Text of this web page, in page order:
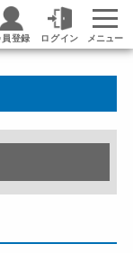
員登録 ログイン メニュー